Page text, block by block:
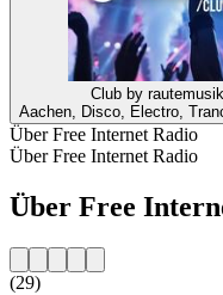
Club by rautemusik
Aachen, Disco, Electro,
Über Free Internet Radio
Über Free Internet Radio
Über Free
(29)